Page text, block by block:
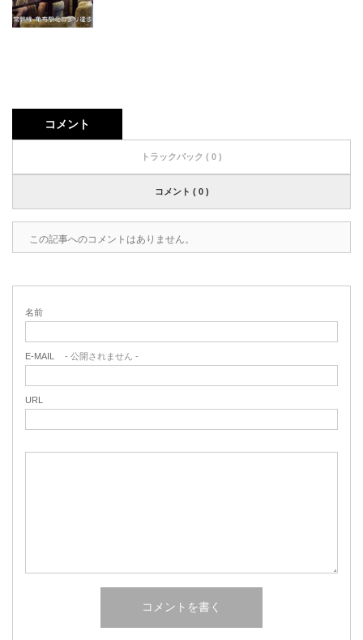
コメント
トラックバック ( 0 )
コメント ( 0 )
この記事へのコメントはありません。
名前
E-MAIL - 公開されません -
URL